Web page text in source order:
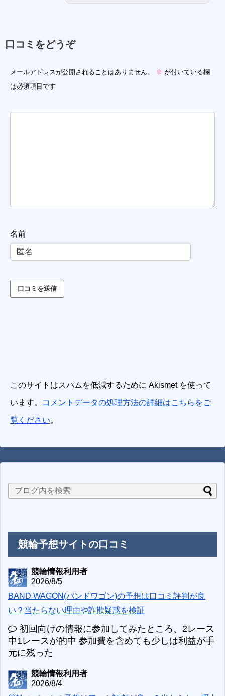
口コミをどうぞ
メールアドレスが公開されることはありません。 ※ が付いている欄
は必須項目です
名前
このサイトはスパムを低減するために Akismet を使って
います。 コメントデータの処理方法の詳細はこちらをご
覧ください。
競輪予想サイトの口コミ
競輪情報利用者
2026/8/5
BAND WAGON(バンドワゴン)の予想は口コミ評判が良
い？当たらない理由や詐欺疑惑を検証
初回向けの情報に参加してみたところ、2レース
中1レースが的中 参加費を含めても少しは利益が手
元に残った
競輪情報利用者
2026/8/4